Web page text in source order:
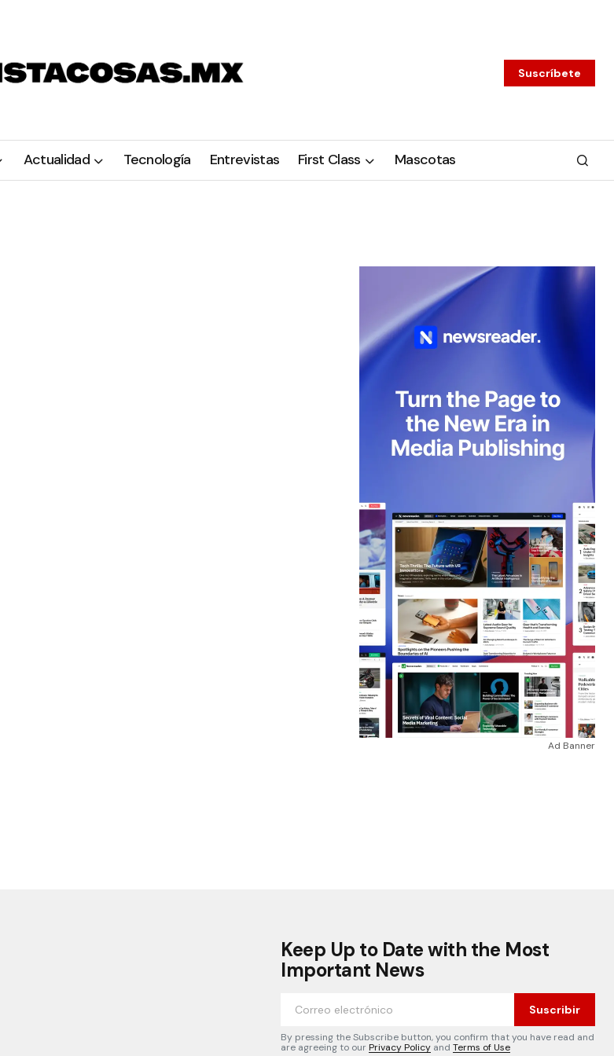
Suscríbete
Actualidad Tecnología Entrevistas First Class Mascotas
Ad Banner
Keep Up to Date with the Most
Important News
Suscribir
By pressing the Subscribe button, you confirm that you have read and
are agreeing to ourPrivacy Policy and Terms of Use